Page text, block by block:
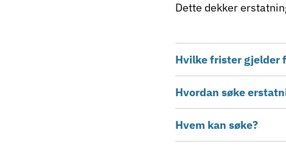
Dette dekker
Hvilke frister gjelder
Hvordan søke
Hvem kan søke?